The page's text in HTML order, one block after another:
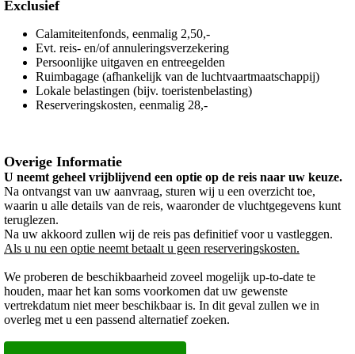
Exclusief
Calamiteitenfonds, eenmalig 2,50,-
Evt. reis- en/of annuleringsverzekering
Persoonlijke uitgaven en entreegelden
Ruimbagage (afhankelijk van de luchtvaartmaatschappij)
Lokale belastingen (bijv. toeristenbelasting)
Reserveringskosten, eenmalig 28,-
Overige Informatie
U neemt geheel vrijblijvend een optie op de reis naar uw keuze.
Na ontvangst van uw aanvraag, sturen wij u een overzicht toe,
waarin u alle details van de reis, waaronder de vluchtgegevens kunt
teruglezen.
Na uw akkoord zullen wij de reis pas definitief voor u vastleggen.
Als u nu een optie neemt betaalt u geen reserveringskosten.
We proberen de beschikbaarheid zoveel mogelijk up-to-date te
houden, maar het kan soms voorkomen dat uw gewenste
vertrekdatum niet meer beschikbaar is. In dit geval zullen we in
overleg met u een passend alternatief zoeken.